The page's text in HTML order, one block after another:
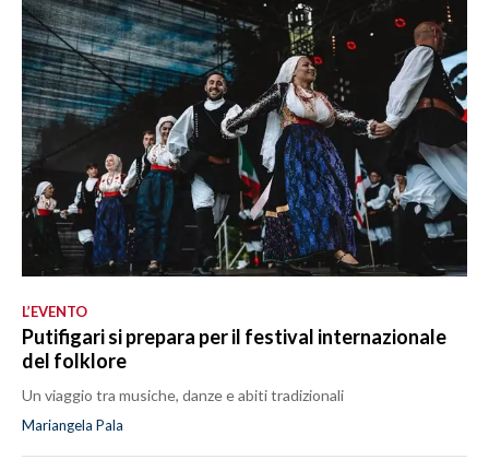
L’EVENTO
Putifigari si prepara per il festival internazionale
del folklore
Un viaggio tra musiche, danze e abiti tradizionali
Mariangela Pala